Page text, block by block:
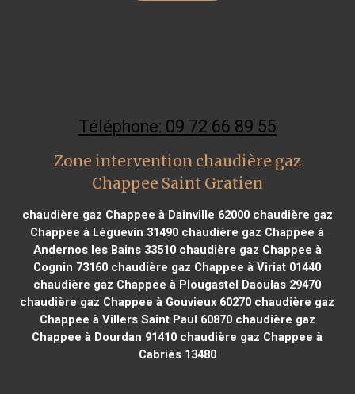
Téléphone: 09 72 66 89 55
Zone intervention chaudière gaz
Chappee Saint Gratien
chaudière gaz Chappee à Dainville 62000chaudière gaz
Chappee à Léguevin 31490 chaudière gaz Chappee à
Andernos les Bains 33510chaudière gaz Chappee à
Cognin 73160 chaudière gaz Chappee à Viriat 01440
chaudière gaz Chappee à Plougastel Daoulas 29470
chaudière gaz Chappee à Gouvieux 60270 chaudière gaz
Chappee à Villers Saint Paul 60870chaudière gaz
Chappee à Dourdan 91410 chaudière gaz Chappee à
Cabriès 13480